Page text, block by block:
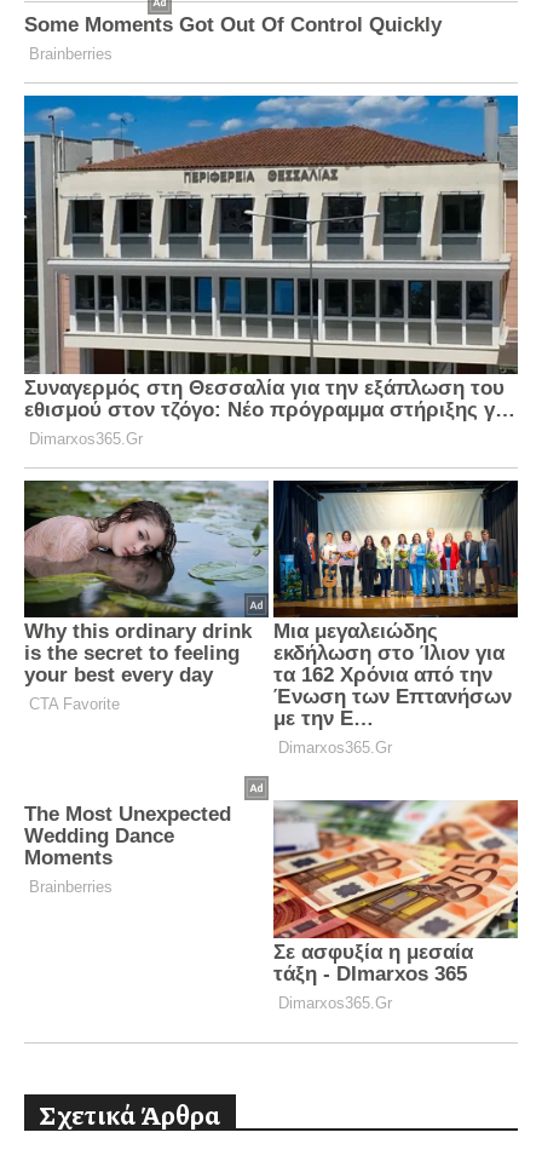
Σχετικά Άρθρα